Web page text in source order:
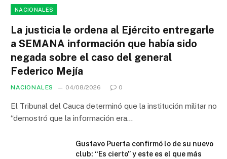
NACIONALES
La justicia le ordena al Ejército entregarle
a SEMANA información que había sido
negada sobre el caso del general
Federico Mejía
NACIONALES 04/08/2026 0
El Tribunal del Cauca determinó que la institución militar no
“demostró que la información era…
Gustavo Puerta confirmó lo de su nuevo
club: “Es cierto” y este es el que más